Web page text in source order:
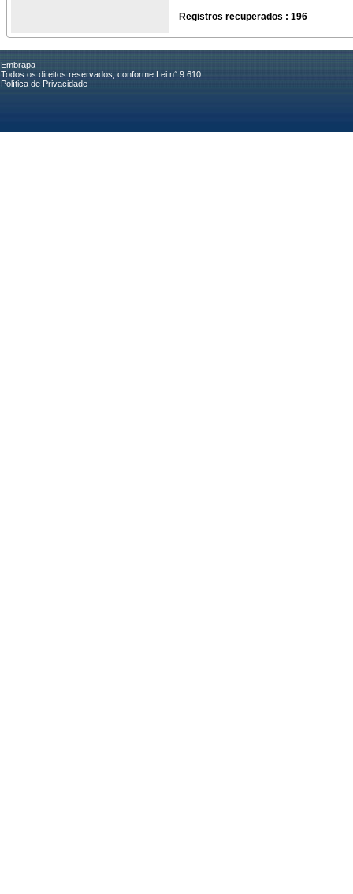
Registros recuperados : 196
Embrapa
Todos os direitos reservados, conforme Lei n° 9.610
Política de Privacidade